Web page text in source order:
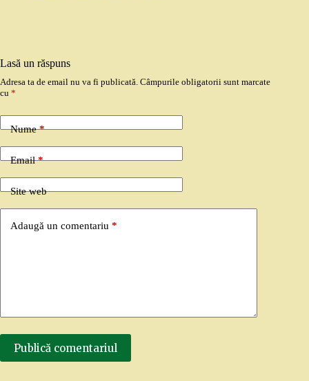
Lasă un răspuns
Adresa ta de email nu va fi publicată. Câmpurile obligatorii sunt marcate
cu *
Nume*
Email*
Site web
Adaugă un comentariu *
Publică comentariul